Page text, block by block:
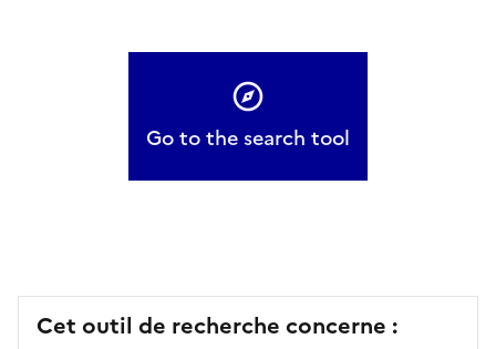
Go to the search tool
Cet outil de recherche concerne :